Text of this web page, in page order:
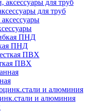
для труб
ПНД
ПВХ
и алюминия